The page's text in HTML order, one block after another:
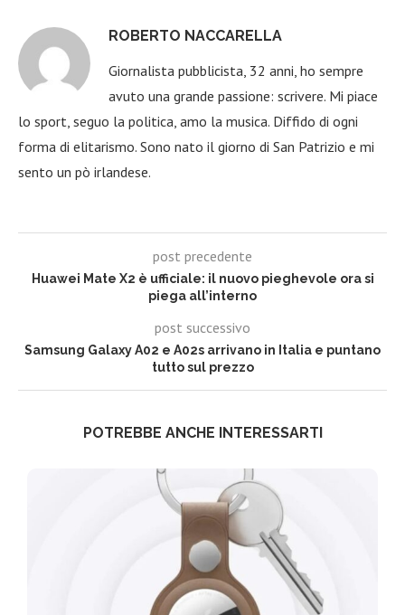
ROBERTO NACCARELLA
Giornalista pubblicista, 32 anni, ho sempre
avuto una grande passione: scrivere. Mi piace
lo sport, seguo la politica, amo la musica. Diffido di ogni
forma di elitarismo. Sono nato il giorno di San Patrizio e mi
sento un pò irlandese.
post precedente
Huawei Mate X2 è ufficiale: il nuovo pieghevole ora si
piega all’interno
post successivo
Samsung Galaxy A02 e A02s arrivano in Italia e puntano
tutto sul prezzo
POTREBBE ANCHE INTERESSARTI